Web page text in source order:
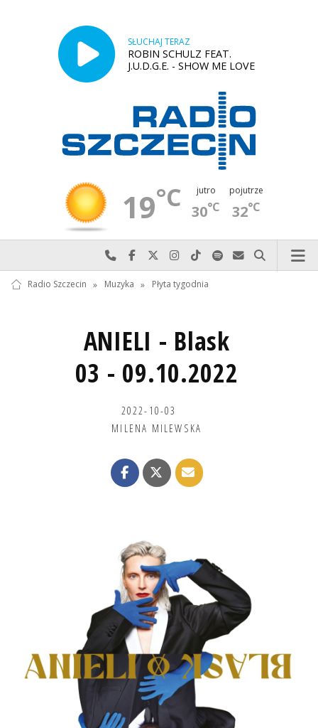
SŁUCHAJ TERAZ
ROBIN SCHULZ FEAT.
J.U.D.G.E. - SHOW ME LOVE
19°C jutro
30°C
pojutrze
32°C
Najlepiej po prostu do nas zadzwoń
Odwiedź nas na Facebook-u
Odwiedź nas na X
Odwiedź nas na Instagram-ie
Odwiedź nas na TikTok-u
Szukaj nas na Spotify
Wyślij do nas
Szukaj
Radio Szczecin » Muzyka » Płyta tygodnia
ANIELI - Blask
03 - 09.10.2022
2022-10-03
MILENA MILEWSKA